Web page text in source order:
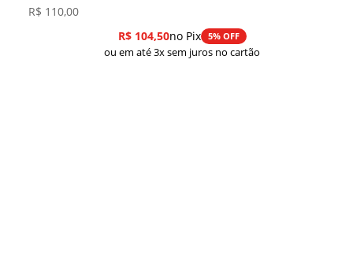
R$ 110,00
R$104,50no Pix 5% OFF
ou em até 3x sem juros no cartão